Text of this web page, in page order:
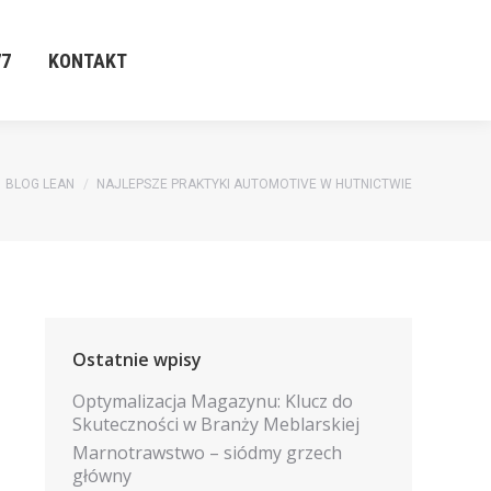
KONTAKT
BLOG LEAN NAJLEPSZE PRAKTYKI AUTOMOTIVE W HUTNICTWIE
Ostatnie wpisy
Optymalizacja Magazynu: Klucz do
Skuteczności w Branży Meblarskiej
Marnotrawstwo – siódmy grzech
główny